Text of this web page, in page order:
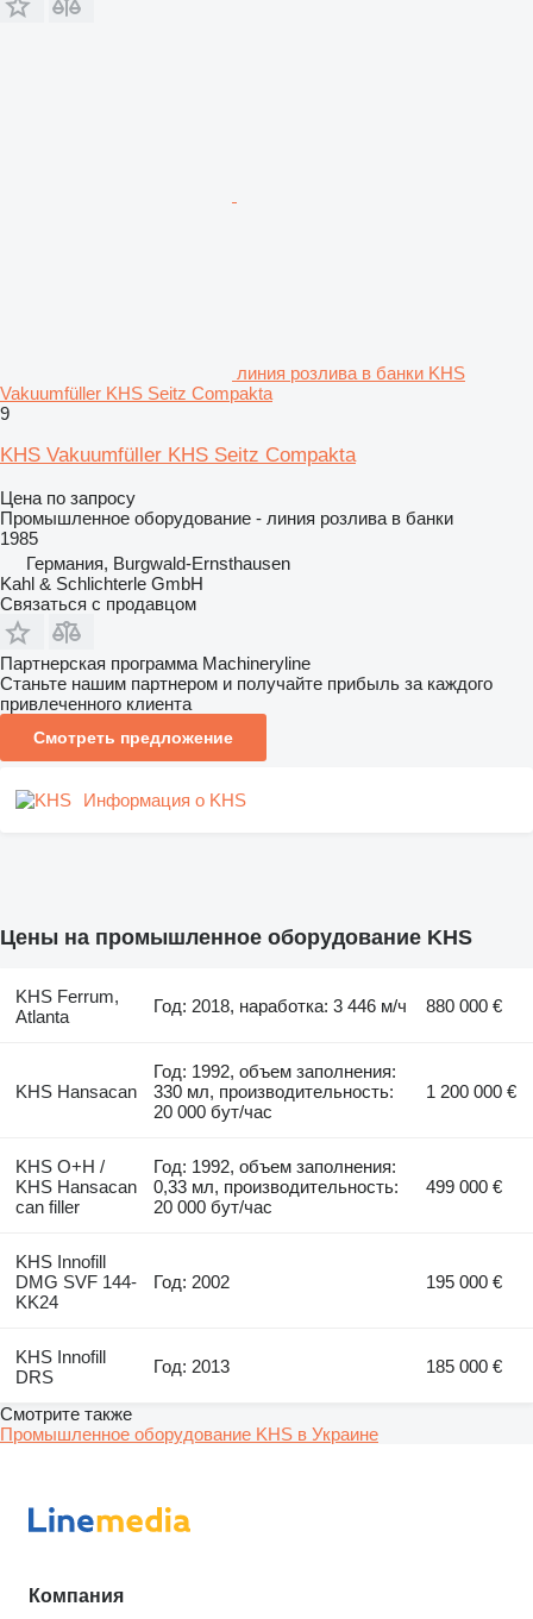
линия розлива в банки KHS
Vakuumfüller KHS Seitz Compakta
9
KHS Vakuumfüller KHS Seitz Compakta
Цена по запросу
Промышленное оборудование - линия розлива в банки
1985
Германия, Burgwald-Ernsthausen
Kahl & Schlichterle GmbH
Связаться с продавцом
Партнерская программа Machineryline
Станьте нашим партнером и получайте прибыль за каждого
привлеченного клиента
Смотреть предложение
Информация о KHS
Цены на промышленное оборудование KHS
KHS Ferrum,
Atlanta
Год: 2018, наработка: 3 446 м/ч 880 000 €
KHS Hansacan
Год: 1992, объем заполнения:
330 мл, производительность:
20 000 бут/час
1 200 000 €
KHS O+H /
KHS Hansacan
can filler
Год: 1992, объем заполнения:
0,33 мл, производительность:
20 000 бут/час
499 000 €
KHS Innofill
DMG SVF 144-
KK24
Год: 2002 195 000 €
KHS Innofill
DRS
Год: 2013 185 000 €
Смотрите также
Промышленное оборудование KHS в Украине
Компания